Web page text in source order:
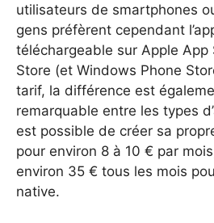
utilisateurs de smartphones
gens préfèrent cependant
téléchargeable sur Apple App
Store (et Windows Phone
tarif, la différence est
remarquable entre les types
est possible de créer sa
pour environ 8 à 10 € par
environ 35 € tous les mois
native.